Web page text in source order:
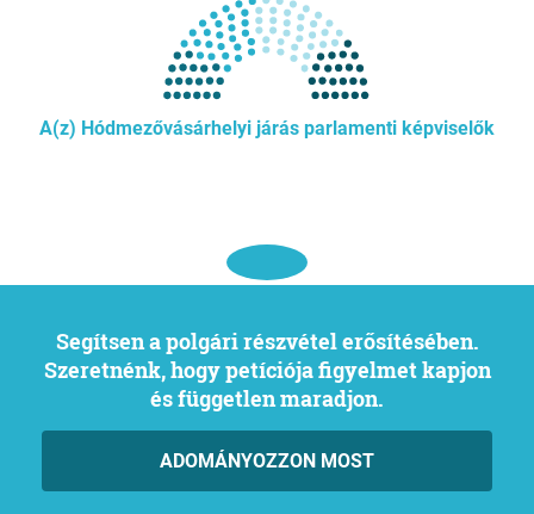
A(z) Hódmezővásárhelyi járás parlamenti képviselők
Segítsen a polgári részvétel erősítésében.
Szeretnénk, hogy petíciója figyelmet kapjon
és független maradjon.
ADOMÁNYOZZON MOST